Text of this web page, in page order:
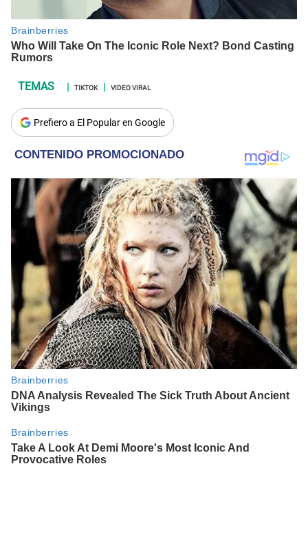
TIKTOK VIDEO VIRAL
Prefiero a El Popular en Google